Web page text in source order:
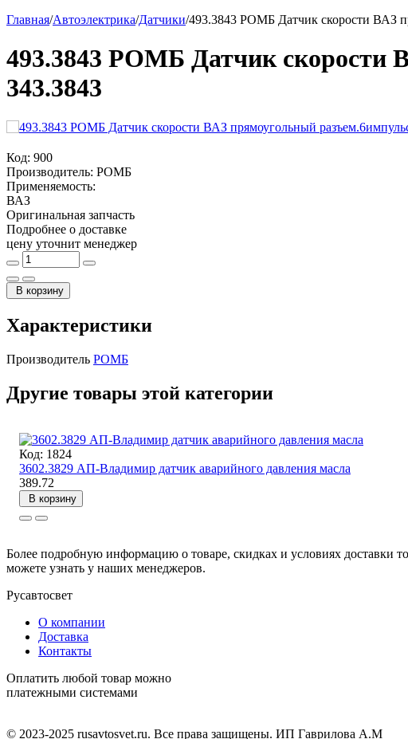
Главная/Автоэлектрика/Датчики/493.3843 РОМБ Датчик скорости ВАЗ
493.3843 РОМБ Датчик скорости
343.3843
Код: 900
Производитель: РОМБ
Применяемость:
ВАЗ
Оригинальная запчасть
Подробнее о доставке
цену уточнит менеджер
В корзину
Характеристики
Производитель РОМБ
Другие товары этой категории
Код: 1824
3602.3829 АП-Владимир датчик аварийного давления масла
389.72
В корзину
Более подробную информацию о товаре, скидках и условиях доставки
можете узнать у наших менеджеров.
Русавтосвет
О компании
Доставка
Контакты
Оплатить любой товар можно
платежными системами
© 2023-2025 rusavtosvet.ru. Все права защищены. ИП Гаврилова А.М